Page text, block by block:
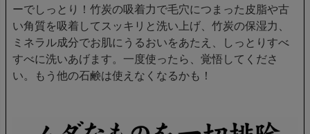
ーでしっとり！竹炭の吸着力で毛穴につまった皮脂や古
い角質を吸着してスッキリと洗い上げ、竹炭の保湿力、
ミネラル成分でお肌にうるおいをあたえ、しっとりすべ
すべに洗いあげます。一度使ったら、覚悟してくださ
い。もう他の石鹸は使えなくなるかも！